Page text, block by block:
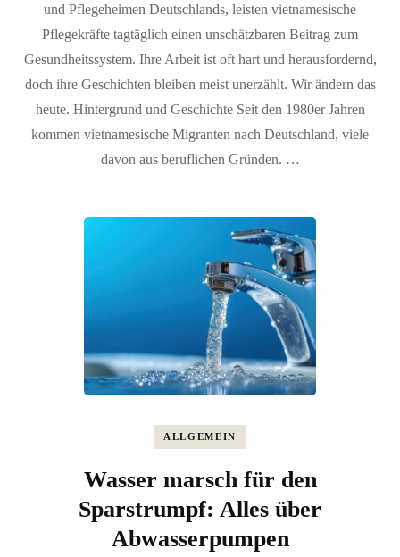
und Pflegeheimen Deutschlands, leisten vietnamesische
Pflegekräfte tagtäglich einen unschätzbaren Beitrag zum
Gesundheitssystem. Ihre Arbeit ist oft hart und herausfordernd,
doch ihre Geschichten bleiben meist unerzählt. Wir ändern das
heute. Hintergrund und Geschichte Seit den 1980er Jahren
kommen vietnamesische Migranten nach Deutschland, viele
davon aus beruflichen Gründen. …
ALLGEMEIN
Wasser marsch für den
Sparstrumpf: Alles über
Abwasserpumpen